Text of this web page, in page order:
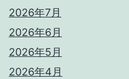
2026年7月
2026年6月
2026年5月
2026年4月